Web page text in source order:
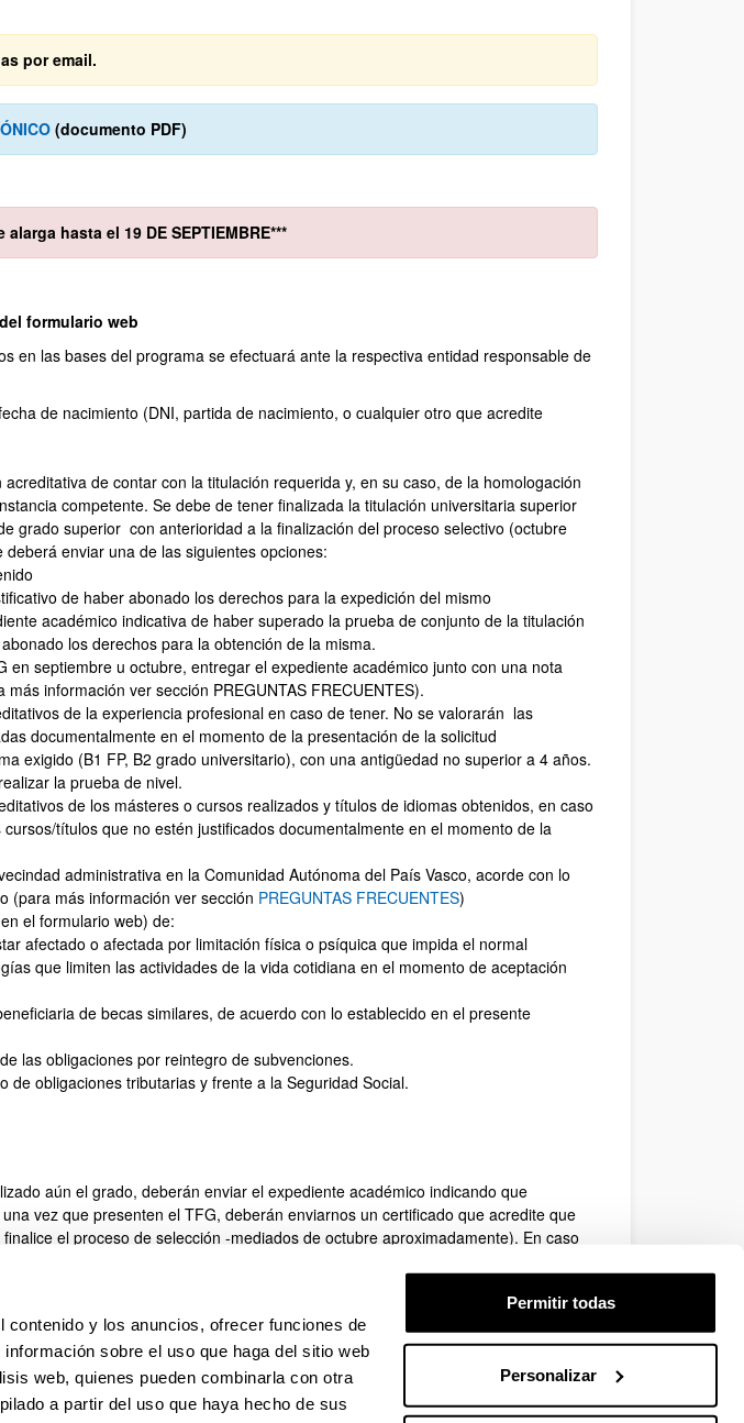
y los anuncios, ofrecer funciones de
sobre el uso que haga del sitio web
web, quienes pueden combinarla con otra
a partir del uso que haya hecho de sus
Permitir todas
Personalizar
por email.
(documento PDF)
hasta el 19 DE SEPTIEMBRE***​​​​​​​
formulario web
en las bases del programa se efectuará ante la respectiva entidad responsable de
de nacimiento (DNI, partida de nacimiento, o cualquier otro que acredite
de contar con la titulación requerida y, en su caso, de la homologación
competente. Se debe de tener finalizada la titulación universitaria superior
grado superior con anterioridad a la finalización del proceso selectivo (octubre
enviar una de las siguientes opciones:
de haber abonado los derechos para la expedición del mismo
académico indicativa de haber superado la prueba de conjunto de la titulación
los derechos para la obtención de la misma.
en septiembre u octubre, entregar el expediente académico junto con una nota
información ver sección PREGUNTAS FRECUENTES).
de la experiencia profesional en caso de tener. No se valorarán las
documentalmente en el momento de la presentación de la solicitud
exigido (B1 FP, B2 grado universitario), con una antigüedad no superior a 4 años.
la prueba de nivel.
de los másteres o cursos realizados y títulos de idiomas obtenidos, en caso
títulos que no estén justificados documentalmente en el momento de la
administrativa en la Comunidad Autónoma del País Vasco, acorde con lo
(para más información ver sección PREGUNTAS FRECUENTES)
el formulario web) de:
afectado o afectada por limitación física o psíquica que impida el normal
que limiten las actividades de la vida cotidiana en el momento de aceptación
de becas similares, de acuerdo con lo establecido en el presente
las obligaciones por reintegro de subvenciones.
de obligaciones tributarias y frente a la Seguridad Social.
aún el grado, deberán enviar el expediente académico indicando que
vez que presenten el TFG, deberán enviarnos un certificado que acredite que
el proceso de selección -mediados de octubre aproximadamente). En caso
en centros españoles no públicos deberán estar homologados en el momento
traducidos a cualquiera de las lenguas oficiales de la CAPV, los
al francés o al inglés.
compulsadas en el momento de la inscripción. Las fotocopias se pueden
el proceso selectivo, se solicitará a las personas beneficiarias de la beca la
copias que presentaron al inscribirse.